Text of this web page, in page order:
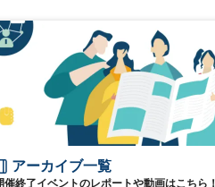
アーカイブ一覧
催終了イベントのレポートや動画はこちら！